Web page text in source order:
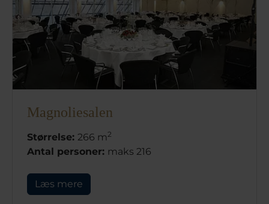
Magnoliesalen
Størrelse: 266 m2
Antal personer: maks 216
Læs mere